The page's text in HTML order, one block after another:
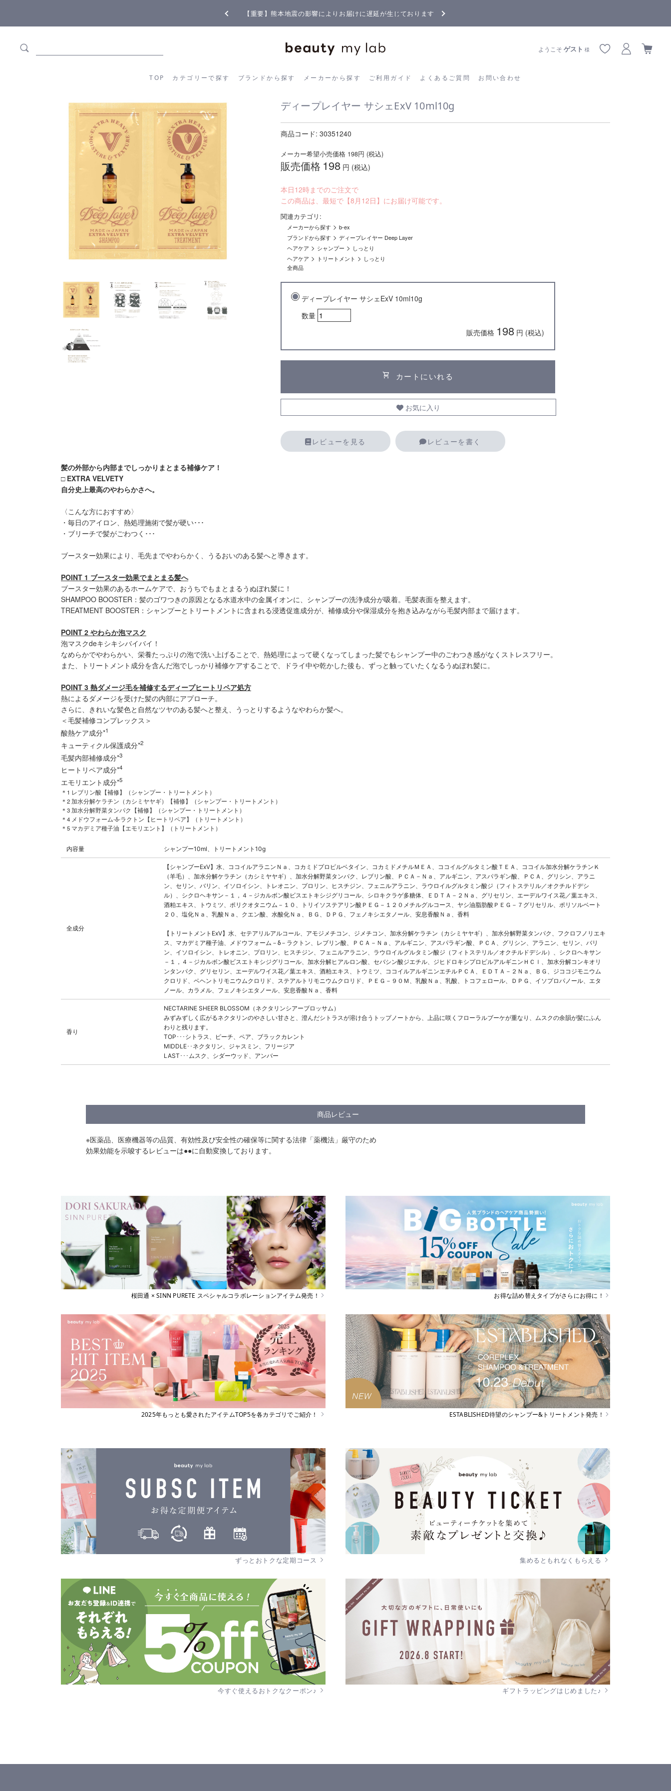
【重要】熊本地震の影響によりお届けに遅延が生じております
TOP カテゴリーで探す ブランドから探す メーカーから探す ご利用ガイド よくあるご質問 お問い合わせ
ようこそゲスト 様
カテゴリーから探す ブランドから探す メーカーから探す ご利用ガイド よくあるご質問
ディープレイヤー サシェExV 10ml10g
商品コード: 30351240
メーカー希望小売価格 198円 (税込)
販売価格 198 円 (税込)
本日12時までのご注文で
この商品は、最短で【8月12日】にお届け可能です。
関連カテゴリ:
メーカーから探す >b-ex
ブランドから探す >ディープレイヤー Deep Layer
ヘアケア > シャンプー > しっとり
ヘアケア > トリートメント > しっとり
全商品
ディープレイヤー サシェExV 10ml10g
数量
販売価格 198 円 (税込)
shopping_cart カートにいれる
お気に入り
レビューを見る レビューを書く
髪の外部から内部までしっかりまとまる補修ケア！
□ EXTRA VELVETY
自分史上最高のやわらかさへ。
〈こんな方におすすめ〉
・毎日のアイロン、熱処理施術で髪が硬い･･･
・ブリーチで髪がごわつく･･･
ブースター効果により、毛先までやわらかく、うるおいのある髪へと導きます。
POINT 1 ブースター効果でまとまる髪へ
ブースター効果のあるホームケアで、おうちでもまとまるうぬぼれ髪に！
SHAMPOO BOOSTER：髪のゴワつきの原因となる水道水中の金属イオンに、シャンプーの洗浄成分が吸着。毛髪表面を整えます。
TREATMENT BOOSTER：シャンプーとトリートメントに含まれる浸透促進成分が、補修成分や保湿成分を抱き込みながら毛髪内部まで届けます。
POINT 2 やわらか泡マスク
泡マスクdeキシキシバイバイ！
なめらかでやわらかい、栄養たっぷりの泡で洗い上げることで、熱処理によって硬くなってしまった髪でもシャンプー中のごわつき感がなくストレスフリー。
また、トリートメント成分を含んだ泡でしっかり補修ケアすることで、ドライ中や乾かした後も、ずっと触っていたくなるうぬぼれ髪に。
POINT 3 熱ダメージ毛を補修するディープヒートリペア処方
熱によるダメージを受けた髪の内部にアプローチ。
さらに、きれいな髪色と自然なツヤのある髪へと整え、うっとりするようなやわらか髪へ。
＜毛髪補修コンプレックス＞
酸熱ケア成分*1
キューティクル保護成分*2
毛髪内部補修成分*3
ヒートリペア成分*4
エモリエント成分*5
＊1 レブリン酸【補修】（シャンプー・トリートメント）
＊2 加水分解ケラチン（カシミヤヤギ）【補修】（シャンプー・トリートメント）
＊3 加水分解野菜タンパク【補修】（シャンプー・トリートメント）
＊4 メドウフォーム-δ-ラクトン【ヒートリペア】（トリートメント）
＊5 マカデミア種子油【エモリエント】（トリートメント）
内容量 シャンプー10ml、トリートメント10g
全成分
【シャンプーExV】水、ココイルアラニンＮａ、コカミドプロピルベタイン、コカミドメチルＭＥＡ、ココイルグルタミン酸ＴＥＡ、ココイル加水分解ケラチンＫ
（羊毛）、加水分解ケラチン（カシミヤヤギ）、加水分解野菜タンパク、レブリン酸、ＰＣＡ－Ｎａ、アルギニン、アスパラギン酸、ＰＣＡ、グリシン、アラニ
ン、セリン、バリン、イソロイシン、トレオニン、プロリン、ヒスチジン、フェニルアラニン、ラウロイルグルタミン酸ジ（フィトステリル／オクチルドデシ
ル）、シクロヘキサン－１，４－ジカルボン酸ビスエトキシジグリコール、シロキクラゲ多糖体、ＥＤＴＡ－２Ｎａ、グリセリン、エーデルワイス花／葉エキス、
酒粕エキス、トウミツ、ポリクオタニウム－１０、トリイソステアリン酸ＰＥＧ－１２０メチルグルコース、ヤシ油脂肪酸ＰＥＧ－７グリセリル、ポリソルベート
２０、塩化Ｎａ、乳酸Ｎａ、クエン酸、水酸化Ｎａ、ＢＧ、ＤＰＧ、フェノキシエタノール、安息香酸Ｎａ、香料
【トリートメントExV】水、セテアリルアルコール、アモジメチコン、ジメチコン、加水分解ケラチン（カシミヤヤギ）、加水分解野菜タンパク、フクロフノリエキ
ス、マカデミア種子油、メドウフォーム－δ－ラクトン、レブリン酸、ＰＣＡ－Ｎａ、アルギニン、アスパラギン酸、ＰＣＡ、グリシン、アラニン、セリン、バリ
ン、イソロイシン、トレオニン、プロリン、ヒスチジン、フェニルアラニン、ラウロイルグルタミン酸ジ（フィトステリル／オクチルドデシル）、シクロヘキサン
－１，４－ジカルボン酸ビスエトキシジグリコール、加水分解ヒアルロン酸、セバシン酸ジエチル、ジヒドロキシプロピルアルギニンＨＣｌ、加水分解コンキオリ
ンタンパク、グリセリン、エーデルワイス花／葉エキス、酒粕エキス、トウミツ、ココイルアルギニンエチルＰＣＡ、ＥＤＴＡ－２Ｎａ、ＢＧ、ジココジモニウム
クロリド、ベヘントリモニウムクロリド、ステアルトリモニウムクロリド、ＰＥＧ－９０Ｍ、乳酸Ｎａ、乳酸、トコフェロール、ＤＰＧ、イソプロパノール、エタ
ノール、カラメル、フェノキシエタノール、安息香酸Ｎａ、香料
香り
NECTARINE SHEER BLOSSOM（ネクタリンシアーブロッサム）
みずみずしく広がるネクタリンのやさしい甘さと、澄んだシトラスが溶け合うトップノートから、上品に咲くフローラルブーケが重なり、ムスクの余韻が髪にふん
わりと残ります。
TOP･･･シトラス、ピーチ、ペア、ブラックカレント
MIDDLE･･ネクタリン、ジャスミン、フリージア
LAST･･･ムスク、シダーウッド、アンバー
商品レビュー
※医薬品、医療機器等の品質、有効性及び安全性の確保等に関する法律「薬機法」厳守のため
効果効能を示唆するレビューは●●に自動変換しております。
桜田通 × SINN PURETE スペシャルコラボレーションアイテム発売！ お得な詰め替えタイプがさらにお得に！
2025年もっとも愛されたアイテムTOP5を各カテゴリでご紹介！ ESTABLISHED待望のシャンプー&トリートメント発売！
ずっとおトクな定期コース 集めるともれなくもらえる
今すぐ使えるおトクなクーポン♪ ギフトラッピングはじめました♪